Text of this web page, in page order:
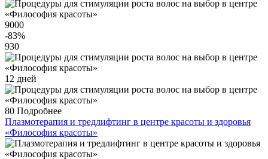
9000
-83%
930
12 дней
80 Подробнее
Плазмотерапия и тредлифтинг в центре красоты и здоровья
«Философия красоты»